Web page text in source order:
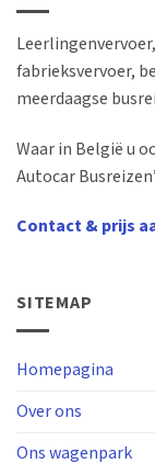
fabrieksvervoer,
meerdaagse
Waar in België u
Autocar
Contact & prijs
SITEMAP
Homepagina
Over ons
Ons wagenpark